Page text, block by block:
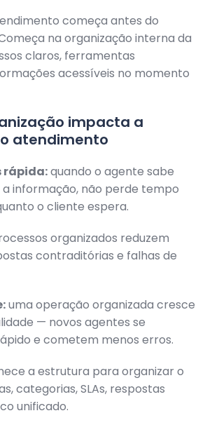
começa antes do
na organização interna da
claros, ferramentas
acessíveis no momento
impacta a
atendimento
rápida:quando o agente sabe
informação, não perde tempo
o cliente espera.
organizados reduzem
contraditórias e falhas de
uma operação organizada cresce
— novos agentes se
e cometem menos erros.
a estrutura para organizar o
categorias, SLAs, respostas
unificado.